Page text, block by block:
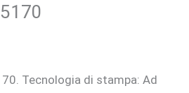
Tecnologia di stampa: Ad